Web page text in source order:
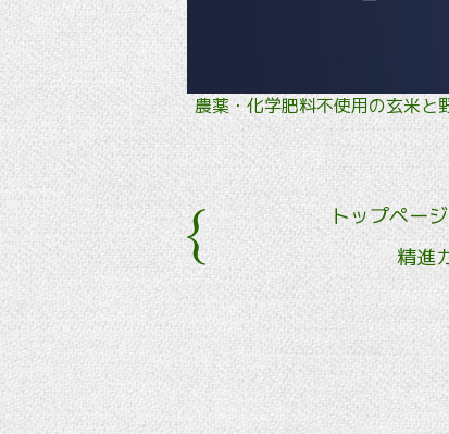
農薬・化学肥料不使用の玄
トップページ
精進